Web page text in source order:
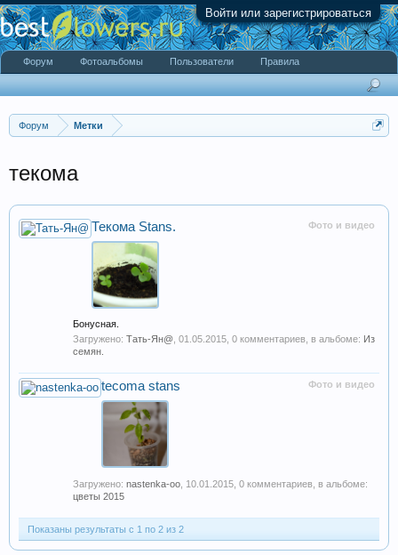
Войти или зарегистрироваться
Форум Метки
текома
Фото и видео
Текома Stans.
Бонусная.
Загружено: Тать-Ян@ 01.05.2015 , 0 комментариев, в альбоме: Из
семян.
Фото и видео
tecoma stans
Загружено: nastenka-oo 10.01.2015 , 0 комментариев, в альбоме:
цветы 2015
Показаны результаты с 1 по 2 из 2
Форум Фотоальбомы Пользователи Правила